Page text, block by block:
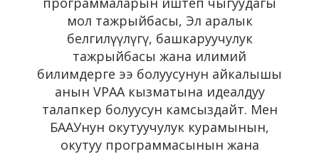
мол тажрыйбасы, Эл аралык
белгилүүлүгү, башкаруучулук
тажрыйбасы жана илимий
билимдерге ээ болуусунун айкалышы
анын VPAA кызматына идеалдуу
талапкер болуусун камсыздайт. Мен
БААУнун окутуучулук курамынын,
окутуу программасынын жана